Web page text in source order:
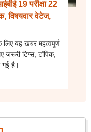
19 परीक्षा 22
विषयवार वेटेज,
लिए यह खबर महत्वपूर्ण
जरूरी टिप्स, टॉपिक,
गई है।